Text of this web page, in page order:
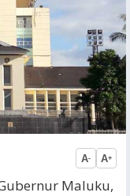
A- A+
Maluku,